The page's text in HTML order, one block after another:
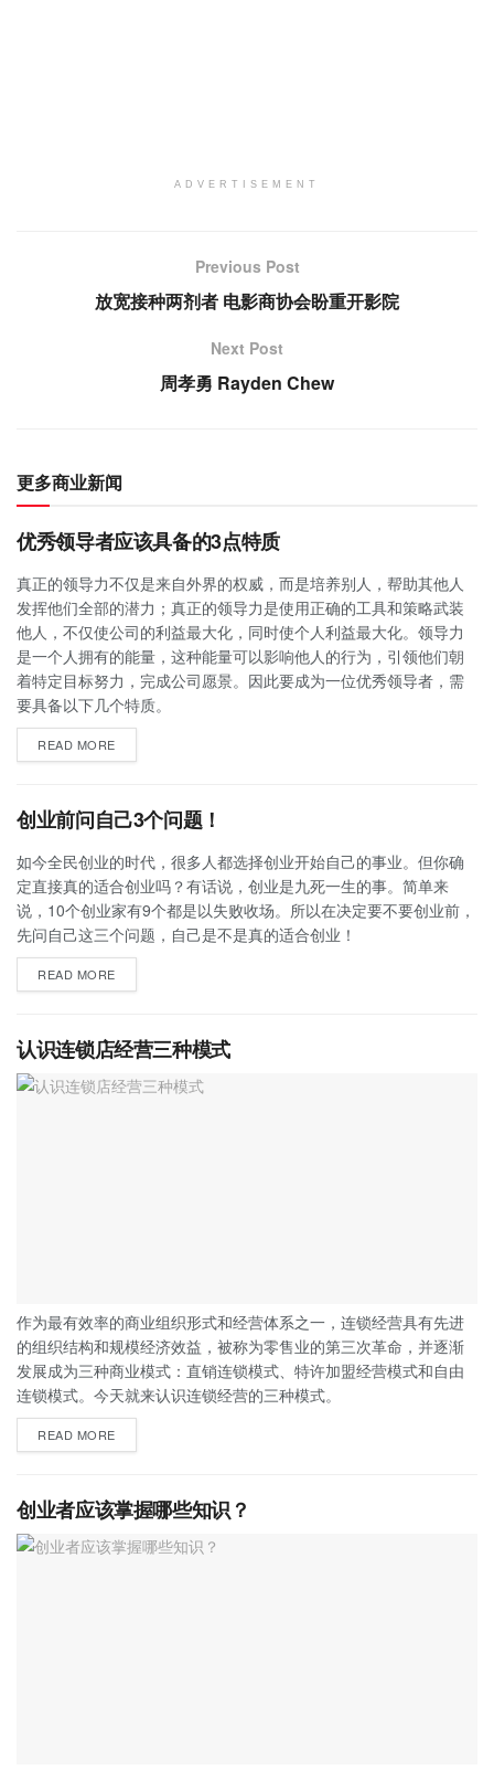
ADVERTISEMENT
Previous Post
放宽接种两剂者 电影商协会盼重开影院
Next Post
周孝勇 Rayden Chew
更多商业新闻
优秀领导者应该具备的3点特质
真正的领导力不仅是来自外界的权威，而是培养别人，帮助其他人
发挥他们全部的潜力；真正的领导力是使用正确的工具和策略武装
他人，不仅使公司的利益最大化，同时使个人利益最大化。领导力
是一个人拥有的能量，这种能量可以影响他人的行为，引领他们朝
着特定目标努力，完成公司愿景。因此要成为一位优秀领导者，需
要具备以下几个特质。
READ MORE
创业前问自己3个问题！
如今全民创业的时代，很多人都选择创业开始自己的事业。但你确
定直接真的适合创业吗？有话说，创业是九死一生的事。简单来
说，10个创业家有9个都是以失败收场。所以在决定要不要创业前，
先问自己这三个问题，自己是不是真的适合创业！
READ MORE
认识连锁店经营三种模式
作为最有效率的商业组织形式和经营体系之一，连锁经营具有先进
的组织结构和规模经济效益，被称为零售业的第三次革命，并逐渐
发展成为三种商业模式：直销连锁模式、特许加盟经营模式和自由
连锁模式。今天就来认识连锁经营的三种模式。
READ MORE
创业者应该掌握哪些知识？